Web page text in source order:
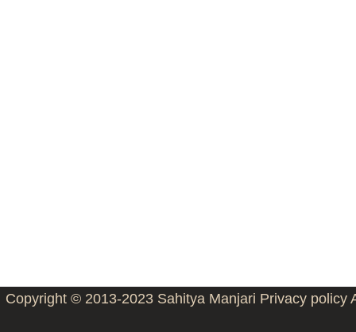
Copyright © 2013-2023 Sahitya Manjari Privacy policy